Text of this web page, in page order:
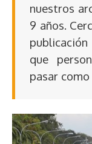
nuestros
9 años.
que
pasar